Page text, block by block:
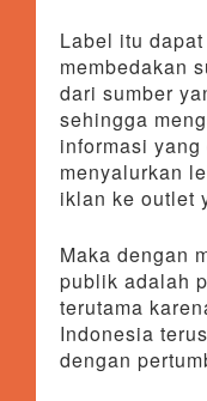
Label itu
membedakan
dari sumber
sehingga
informasi
menyalurkan
iklan ke outlet
Maka dengan
publik adalah
terutama
Indonesia
dengan